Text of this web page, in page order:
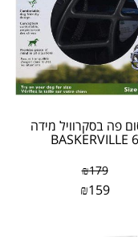
פה בסקרוויל מידה
6 BASKERVILLE
₪179
₪159